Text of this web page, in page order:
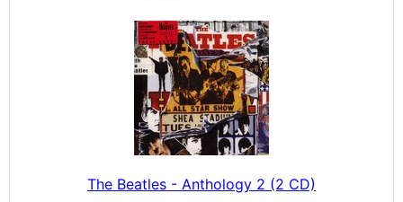
The Beatles - Anthology 2 (2 CD)